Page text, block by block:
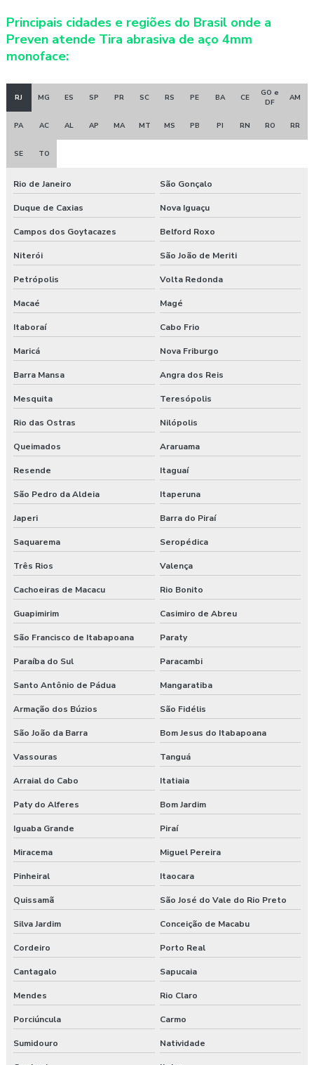
Principais cidades e regiões do Brasil onde a
Preven atende Tira abrasiva de aço 4mm
monoface:
RJ MG ES SP PR SC RS PE BA CE
GO e
DF
AM
PA AC AL AP MA MT MS PB PI RN RO RR
SE TO
Rio de Janeiro São Gonçalo
Duque de Caxias Nova Iguaçu
Campos dos Goytacazes Belford Roxo
Niterói São João de Meriti
Petrópolis Volta Redonda
Macaé Magé
Itaboraí Cabo Frio
Maricá Nova Friburgo
Barra Mansa Angra dos Reis
Mesquita Teresópolis
Rio das Ostras Nilópolis
Queimados Araruama
Resende Itaguaí
São Pedro da Aldeia Itaperuna
Japeri Barra do Piraí
Saquarema Seropédica
Três Rios Valença
Cachoeiras de Macacu Rio Bonito
Guapimirim Casimiro de Abreu
São Francisco de Itabapoana Paraty
Paraíba do Sul Paracambi
Santo Antônio de Pádua Mangaratiba
Armação dos Búzios São Fidélis
São João da Barra Bom Jesus do Itabapoana
Vassouras Tanguá
Arraial do Cabo Itatiaia
Paty do Alferes Bom Jardim
Iguaba Grande Piraí
Miracema Miguel Pereira
Pinheiral Itaocara
Quissamã São José do Vale do Rio Preto
Silva Jardim Conceição de Macabu
Cordeiro Porto Real
Cantagalo Sapucaia
Mendes Rio Claro
Porciúncula Carmo
Sumidouro Natividade